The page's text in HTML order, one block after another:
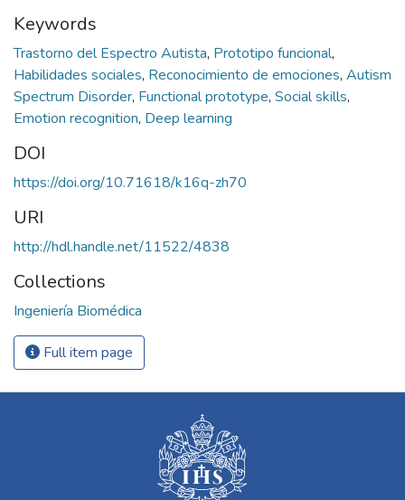
Keywords
Trastorno del Espectro Autista, Prototipo funcional,
Habilidades sociales, Reconocimiento de emociones, Autism
Spectrum Disorder, Functional prototype, Social skills,
Emotion recognition, Deep learning
DOI
https://doi.org/10.71618/k16q-zh70
URI
http://hdl.handle.net/11522/4838
Collections
Ingeniería Biomédica
Full item page